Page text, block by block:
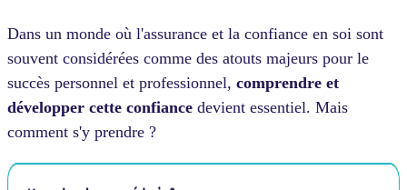
Dans un monde où l'assurance et la confiance en soi sont
souvent considérées comme des atouts majeurs pour le
succès personnel et professionnel, comprendre et
développer cette confiance devient essentiel. Mais
comment s'y prendre ?